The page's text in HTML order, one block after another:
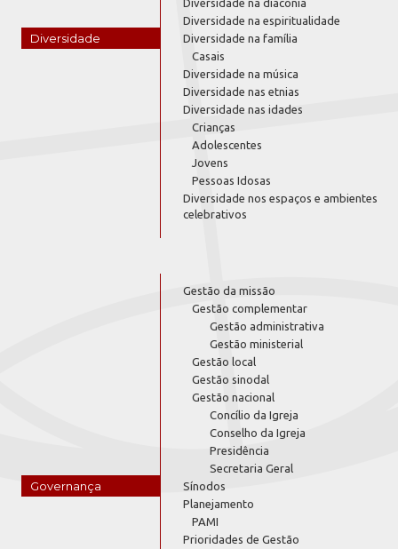
Diversidade
Diversidade na diaconia
Diversidade na espiritualidade
Diversidade na família
Casais
Diversidade na música
Diversidade nas etnias
Diversidade nas idades
Crianças
Adolescentes
Jovens
Pessoas Idosas
Diversidade nos espaços e ambientes
celebrativos
Governança
Gestão da missão
Gestão complementar
Gestão administrativa
Gestão ministerial
Gestão local
Gestão sinodal
Gestão nacional
Concílio da Igreja
Conselho da Igreja
Presidência
Secretaria Geral
Sínodos
Planejamento
PAMI
Prioridades de Gestão